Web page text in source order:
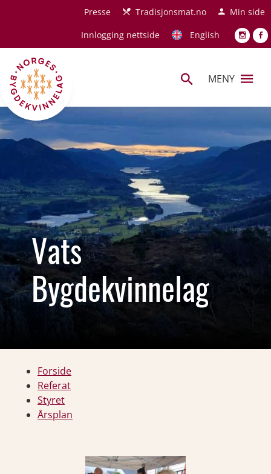
Hopp til hovedinnholdPresse Tradisjonsmat.no
Min side
Innlogging nettside
English
MENY
Vats
Bygdekvinnelag
Forside
Referat
Styret
Årsplan